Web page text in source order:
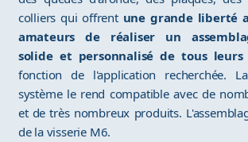
colliers qui offrent une grande liberté
amateurs de réaliser un
solide et personnalisé de tous leurs
fonction de l'application recherchée.
système le rend compatible avec de
et de très nombreux produits.
de la visserie M6.